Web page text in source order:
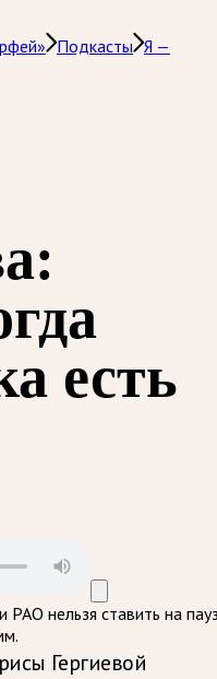
Подкасты Я —
есть
РАО нельзя ставить на
Гергиевой